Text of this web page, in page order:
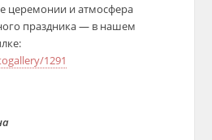
церемонии и атмосфера
праздника — в нашем
1291